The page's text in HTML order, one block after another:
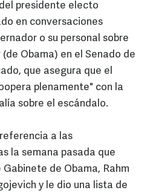
presidente electo
en conversaciones
o su personal sobre
Obama) en el Senado de
que asegura que el
plenamente" con la
sobre el escándalo.
a las
la semana pasada que
de Obama, Rahm
y le dio una lista de